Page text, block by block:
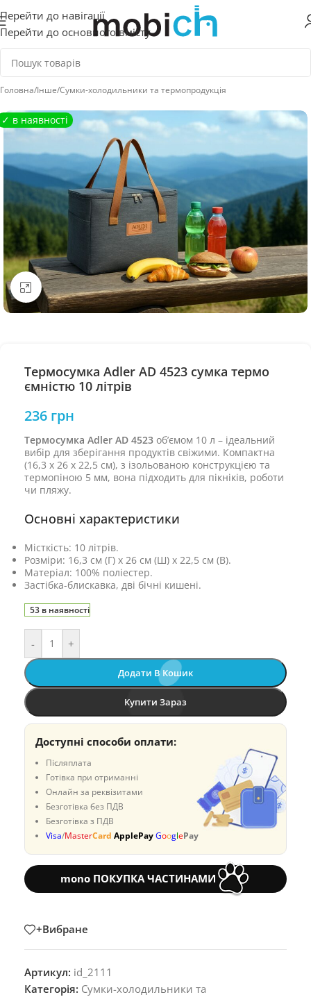
Перейти до навігації
Перейти до основного вмісту
Головна/Інше/Сумки-холодильники та термопродукція
Натисніть, щоб збільшити
Термосумка Adler AD 4523 сумка термо
ємністю 10 літрів
236 грн
Термосумка Adler AD 4523 об’ємом 10 л – ідеальний
вибір для зберігання продуктів свіжими. Компактна
(16,3 x 26 x 22,5 см), з ізольованою конструкцією та
термопіною 5 мм, вона підходить для пікніків, роботи
чи пляжу.
Основні характеристики
Місткість: 10 літрів.
Розміри: 16,3 см (Г) x 26 см (Ш) x 22,5 см (В).
Матеріал: 100% поліестер.
Застібка-блискавка, дві бічні кишені.
53 в наявності
- +
Додати В Кошик
Купити Зараз
Доступні способи оплати:
Післяплата
Готівка при отриманні
Онлайн за реквізитами
Безготівка без ПДВ
Безготівка з ПДВ
Visa/MasterCard ApplePayGooglePay
mono ПОКУПКА ЧАСТИНАМИ
+Вибране
Артикул: id_2111
Категорія: Сумки-холодильники та